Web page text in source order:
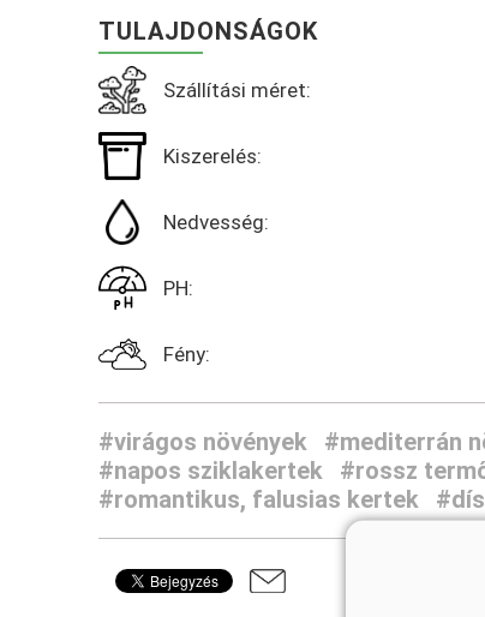
TULAJDONSÁGOK
Szállítási méret:
Kiszerelés:
Nedvesség:
PH:
Fény:
#virágos növények #mediterrán
#napos sziklakertek
#rossz
#romantikus, falusias kertek